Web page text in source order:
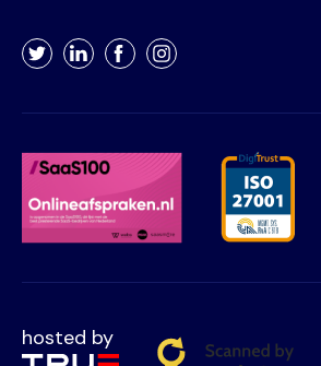
TwitterLinkedInFacebookInstagram
hosted by